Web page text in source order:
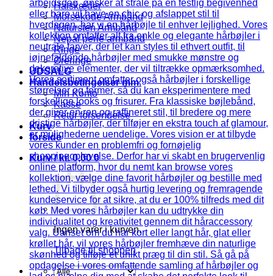
Halskæder
Morsekode Armbånd
Natursten Armbånd
Nepal perle armbånd
Ringe
Øreringe
UDSALG
Handelsbetingelser mm.
Min Konto
Kasse
Retur forsendelse
Kurv
forside
Kurv /kr.0,00 0
Ingen varer i kurven.
Tilbage til shoppen